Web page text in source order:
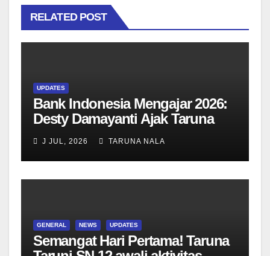
RELATED POST
UPDATES
Bank Indonesia Mengajar 2026:
Desty Damayanti Ajak Taruna
Menjadi Generasi Pemimpin
Berwawasan Global
J JUL, 2026 TARUNA NALA
GENERAL NEWS UPDATES
Semangat Hari Pertama! Taruna